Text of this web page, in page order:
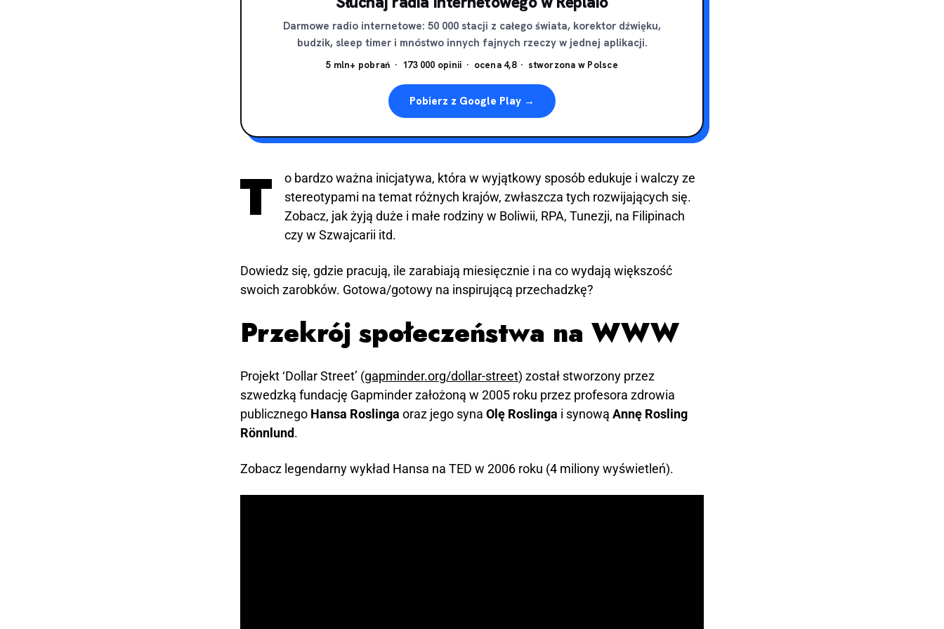
Darmowe radio internetowe: 50 000 stacji z całego świata, korektor dźwięku,
budzik, sleep timer i mnóstwo innych fajnych rzeczy w jednej aplikacji.
5 mln+ pobrań · 173 000 opinii · ocena 4,8 · stworzona w Polsce
Pobierz z Google Play →
T
o bardzo ważna inicjatywa, która w wyjątkowy sposób edukuje i walczy ze
stereotypami na temat różnych krajów, zwłaszcza tych rozwijających się.
Zobacz, jak żyją duże i małe rodziny w Boliwii, RPA, Tunezji, na Filipinach
czy w Szwajcarii itd.
Dowiedz się, gdzie pracują, ile zarabiają miesięcznie i na co wydają większość
swoich zarobków. Gotowa/gotowy na inspirującą przechadzkę?
Przekrój społeczeństwa na WWW
Projekt ‘Dollar Street’ (gapminder.org/dollar-street) został stworzony przez
szwedzką fundację Gapminder założoną w 2005 roku przez profesora zdrowia
publicznego Hansa Roslinga oraz jego syna Olę Roslinga i synową Annę Rosling
Rönnlund.
Zobacz legendarny wykład Hansa na TED w 2006 roku (4 miliony wyświetleń).